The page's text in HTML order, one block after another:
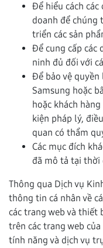
Để hiểu cách các
doanh để chúng
triển các sản
Để cung cấp các
ninh đủ đối với
Để bảo vệ quyền
Samsung hoặc
hoặc khách
kiện pháp lý,
quan có thẩm
Các mục đích
đã mô tả tại thời
Thông qua Dịch vụ
thông tin cá nhân về
các trang web và thiết
trên các trang web
tính năng và dịch vụ